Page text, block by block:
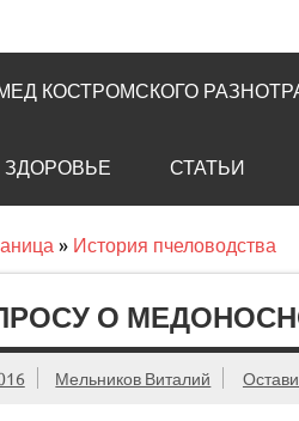
КОСТРОМСКОГО
ЗДОРОВЬЕ СТАТЬИ
» История пчеловодства
О
Мельников Виталий